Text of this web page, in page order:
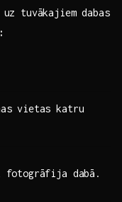
tuvākajiem dabas
vietas katru⁣
fotogrāfija dabā.